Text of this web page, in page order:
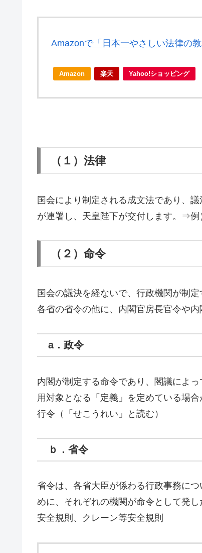
Amazonで「日本一やさしい法律の
Amazon 楽天 Yahoo!ショッピング
（１）法律
国会により制定される成文法であり、
が連署し、天皇陛下が交付します。⇒
（２）命令
国会の議決を経ないで、行政機関が制
各省の省令の他に、内閣官房長官令や内
a．政令
内閣が制定する命令であり、閣議によ
用対象となる「定義」を定めている場
行令（「せこうれい」と読む）
ｂ．省令
省令は、各省大臣が係わる行政事務に
めに、それぞれの機関が命令として発
安全規則、クレーン等安全規則